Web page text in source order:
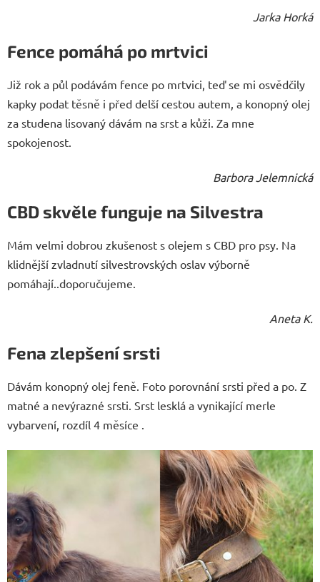
Jarka Horká
Fence pomáhá po mrtvici
Již rok a půl podávám fence po mrtvici, teď se mi osvědčily
kapky podat těsně i před delší cestou autem, a konopný olej
za studena lisovaný dávám na srst a kůži. Za mne
spokojenost.
Barbora Jelemnická
CBD skvěle funguje na Silvestra
Mám velmi dobrou zkušenost s olejem s CBD pro psy. Na
klidnější zvladnutí silvestrovských oslav výborně
pomáhají..doporučujeme.
Aneta K.
Fena zlepšení srsti
Dávám konopný olej feně. Foto porovnání srsti před a po. Z
matné a nevýrazné srsti. Srst lesklá a vynikající merle
vybarvení, rozdíl 4 měsíce .